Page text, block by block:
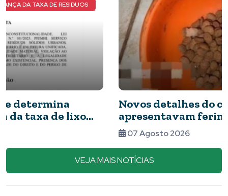
NOVOS DETALHES DO CASO
Novos detalhes do caso: cães resgatados
apresentavam ferimentos e comida com
VEJA MAIS NOTÍCIAS